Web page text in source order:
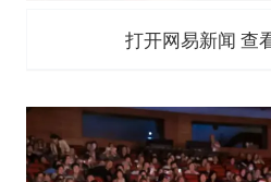
打开网易新闻 查